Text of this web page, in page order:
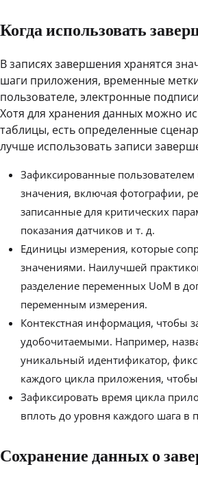
Когда использовать
В записях завершения хранятся
шаги приложения, временные
пользователе, электронные
Хотя для хранения данных можно
таблицы, есть определенные
лучше использовать записи
Зафиксированные
значения, включая фотографии,
записанные для критических
показания датчиков и т. д.
Единицы измерения, которые
значениями. Наилучшей
разделение переменных UoM в
переменным измерения.
Контекстная информация, чтобы
удобочитаемыми. Например,
уникальный идентификатор,
каждого цикла приложения,
Зафиксировать время цикла
вплоть до уровня каждого шага в
Сохранение данных о